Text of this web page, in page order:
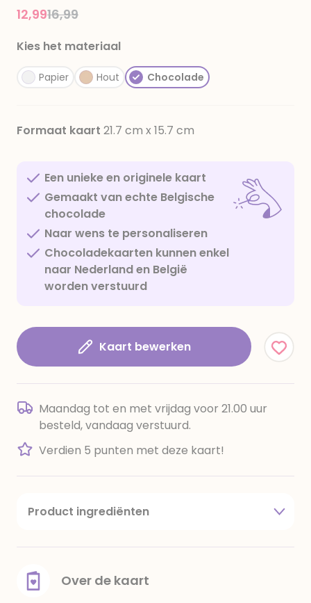
Price reduced from
16,99to
12,99
Kies het materiaal
Papier Hout Chocolade
Formaat kaart 21.7 cm x 15.7 cm
Een unieke en originele kaart
Gemaakt van echte Belgische
chocolade
Naar wens te personaliseren
Chocoladekaarten kunnen enkel
naar Nederland en België
worden verstuurd
Kaart bewerken
Maandag tot en met vrijdag voor 21.00 uur
besteld, vandaag verstuurd.
Verdien 5 punten met deze kaart!
Product ingrediënten
amandelen,cacaomassa, emulgator (sojalecithine),
voedingszuur: citroenzuur E 330, verdikkingsmiddel
E415, water, bevochtigingsmiddel E422, emulgator:
Over de kaart